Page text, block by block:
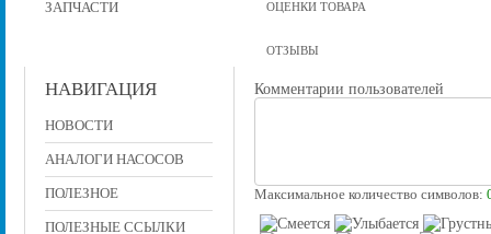
ЗАПЧАСТИ
НАВИГАЦИЯ
НОВОСТИ
АНАЛОГИ НАСОСОВ
ПОЛЕЗНОЕ
ПОЛЕЗНЫЕ ССЫЛКИ
ОЦЕНКИ ТОВАРА
ОТЗЫВЫ
Комментарии пользователей
Максимальное количество символов: